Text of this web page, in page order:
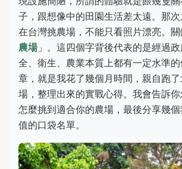
子，跟想像中的田園生活差太遠。那次
在台灣挑農場，不能只看照片漂亮。
農場」。這四個字背後代表的是經過
全、衛生、農業本質上都有一定水準
章，就是我花了幾個月時間，親自跑
場，整理出來的實戰心得。我會告訴你
怎麼挑到適合你的農場，最後分享幾
值的口袋名單。